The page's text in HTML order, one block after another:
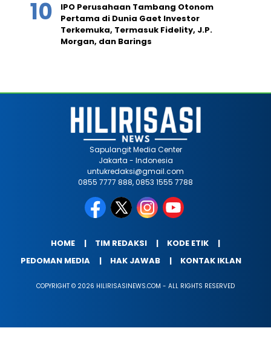
IPO Perusahaan Tambang Otonom
Pertama di Dunia Gaet Investor
Terkemuka, Termasuk Fidelity, J.P.
Morgan, dan Barings
Sapulangit Media Center
Jakarta - Indonesia
untukredaksi@gmail.com
0855 7777 888, 0853 1555 7788
HOME TIM REDAKSI
KODE ETIK
PEDOMAN MEDIA
HAK JAWAB KONTAK IKLAN
COPYRIGHT © 2026 HILIRISASINEWS.COM - ALL RIGHTS RESERVED